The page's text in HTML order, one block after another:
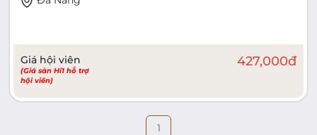
Giá hội viên
(Giá sàn Hi1 hỗ trợ
hội viên)
427,000đ
1